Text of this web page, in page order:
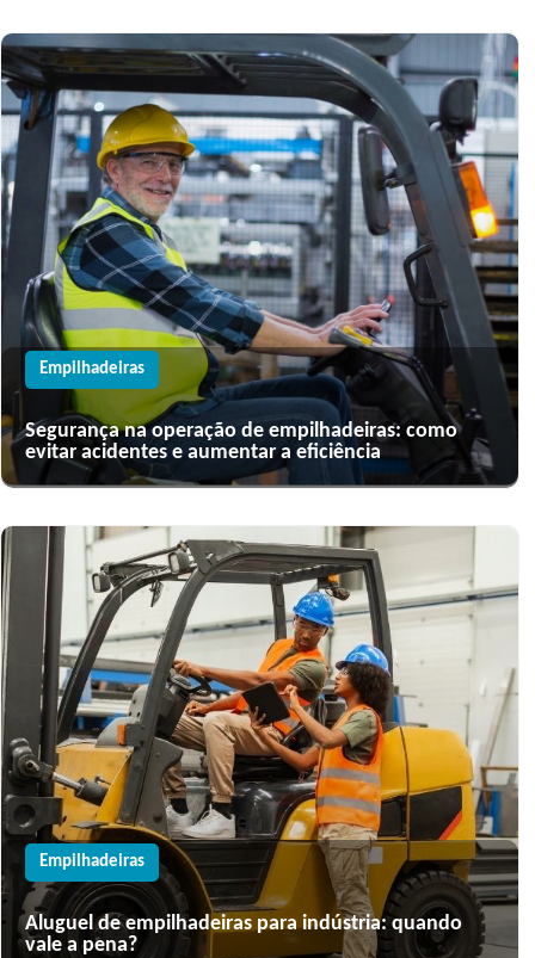
Empilhadeiras
Segurança na operação de empilhadeiras: como
evitar acidentes e aumentar a eficiência
Empilhadeiras
Aluguel de empilhadeiras para indústria: quando
vale a pena?